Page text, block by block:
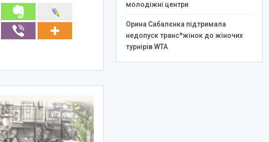
молодіжні центри
Орина Сабалєнка підтримала
недопуск транс*жінок до жіночих
турнірів WTA